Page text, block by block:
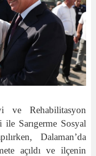
ve Rehabilitasyon
Sarıgerme Sosyal
Dalaman’da
açıldı ve ilçenin